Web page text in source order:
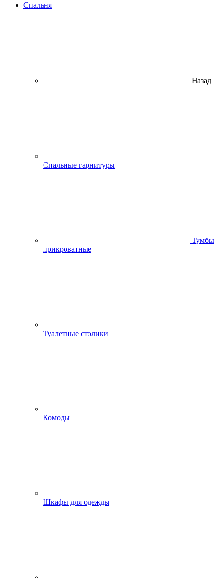
Спальня
Назад
Спальные гарнитуры
Тумбы
прикроватные
Туалетные столики
Комоды
Шкафы для одежды